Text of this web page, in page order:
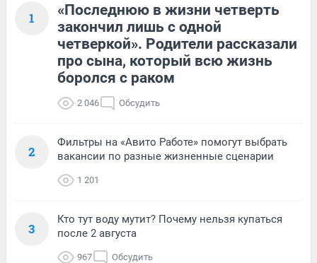
1
«Последнюю в жизни четверть
закончил лишь с одной
четверкой». Родители рассказали
про сына, который всю жизнь
боролся с раком
2 046 Обсудить
2
Фильтры на «Авито Работе» помогут выбрать
вакансии по разные жизненные сценарии
1 201
3
Кто тут воду мутит? Почему нельзя купаться
после 2 августа
967 Обсудить